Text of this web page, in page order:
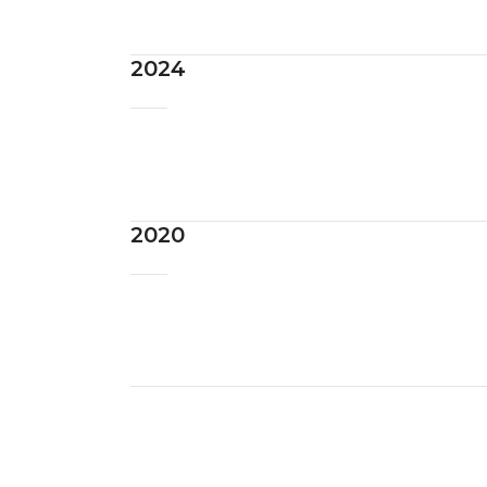
2024
2020